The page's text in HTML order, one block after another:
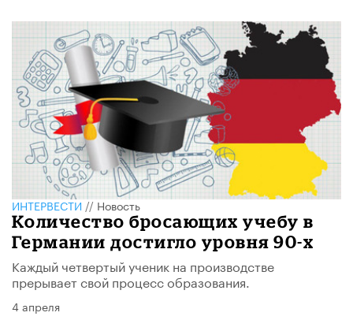
ИНТЕРВЕСТИ// Новость
Количество бросающих учебу в
Германии достигло уровня 90-х
Каждый четвертый ученик на производстве
прерывает свой процесс образования.
4 апреля